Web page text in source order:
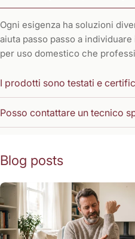
Ogni esigenza ha soluzioni
aiuta passo passo a
per uso domestico che
I prodotti sono testati e
Posso contattare un tecnico
Blog posts